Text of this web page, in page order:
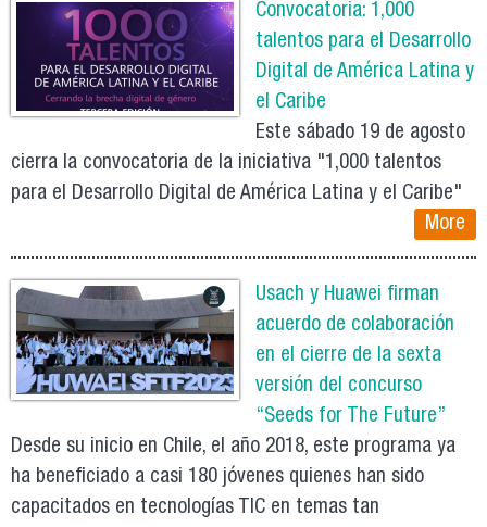
Convocatoria: 1,000
talentos para el Desarrollo
Digital de América Latina y
el Caribe
Este sábado 19 de agosto
cierra la convocatoria de la iniciativa "1,000 talentos
para el Desarrollo Digital de América Latina y el Caribe"
More
Usach y Huawei firman
acuerdo de colaboración
en el cierre de la sexta
versión del concurso
“Seeds for The Future”
Desde su inicio en Chile, el año 2018, este programa ya
ha beneficiado a casi 180 jóvenes quienes han sido
capacitados en tecnologías TIC en temas tan